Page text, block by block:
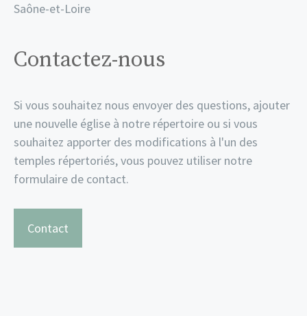
Saône-et-Loire
Contactez-nous
Si vous souhaitez nous envoyer des questions, ajouter
une nouvelle église à notre répertoire ou si vous
souhaitez apporter des modifications à l'un des
temples répertoriés, vous pouvez utiliser notre
formulaire de contact.
Contact